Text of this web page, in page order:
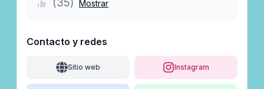
(35) Mostrar
Contacto y redes
Sitio web Instagram